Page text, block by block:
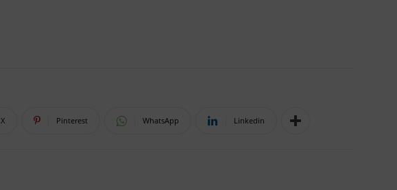
X Pinterest WhatsApp Linkedin